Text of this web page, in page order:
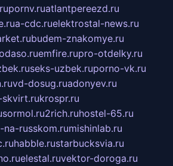
pornv.ruatlantpereezd.ru
a-cdc.ruelektrostal-news.ru
budem-znakomye.ru
emfire.rupro-otdelky.ru
seks-uzbek.ruporno-vk.ru
vd-dosug.ruadonyev.ru
krospr.ru
sormol.ru2rich.ruhostel-65.ru
na-russkom.rumishinlab.ru
habble.rustarbucksvia.ru
elestal.ruvektor-doroga.ru